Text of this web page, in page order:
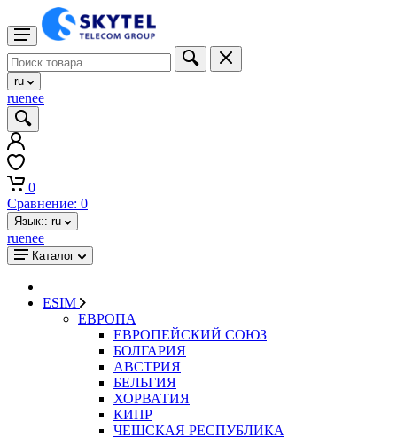
ru
ruenee
0
Сравнение: 0
Язык:: ru
ruenee
Каталог
ESIM
ЕВРОПА
ЕВРОПЕЙСКИЙ СОЮЗ
БОЛГАРИЯ
АВСТРИЯ
БЕЛЬГИЯ
ХОРВАТИЯ
КИПР
ЧЕШСКАЯ РЕСПУБЛИКА